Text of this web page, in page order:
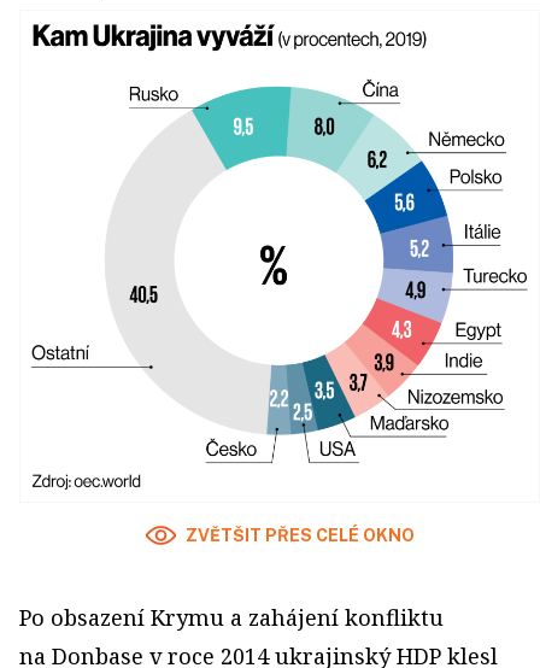
ZVĚTŠIT PŘES CELÉ OKNO
Po obsazení Krymu a zahájení konfliktu
na Donbase v roce 2014 ukrajinský HDP klesl